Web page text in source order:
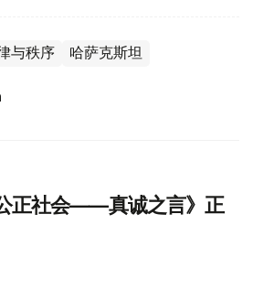
与秩序 哈萨克斯坦
正社会——真诚之言》正